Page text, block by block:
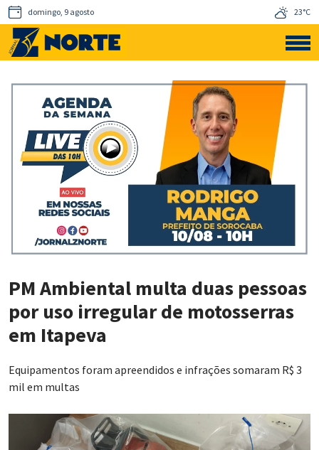
domingo, 9 agosto 23°C
PM Ambiental multa duas pessoas
por uso irregular de motosserras
em Itapeva
Equipamentos foram apreendidos e infrações somaram R$ 3
mil em multas